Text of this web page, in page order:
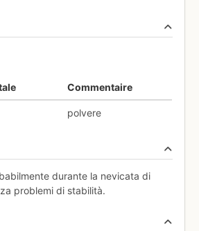
Commentaire
polvere
durante la nevicata di
problemi di stabilità.